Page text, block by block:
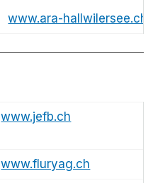
www.ara-hallwilersee.ch/
www.jefb.ch
www.fluryag.ch